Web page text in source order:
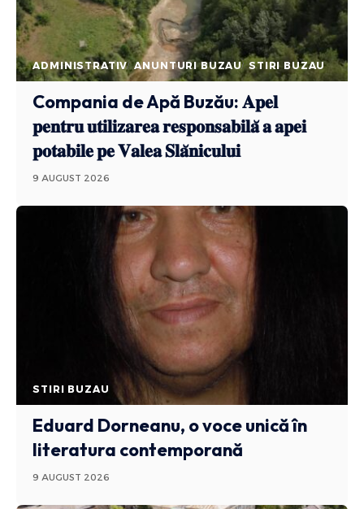
ADMINISTRATIV ANUNTURI BUZAU STIRI BUZAU
Compania de Apă Buzău: 𝐀𝐩𝐞𝐥
𝐩𝐞𝐧𝐭𝐫𝐮 𝐮𝐭𝐢𝐥𝐢𝐳𝐚𝐫𝐞𝐚 𝐫𝐞𝐬𝐩𝐨𝐧𝐬𝐚𝐛𝐢𝐥𝐚̆ 𝐚 𝐚𝐩𝐞𝐢
𝐩𝐨𝐭𝐚𝐛𝐢𝐥𝐞 𝐩𝐞 𝐕𝐚𝐥𝐞𝐚 𝐒𝐥𝐚̆𝐧𝐢𝐜𝐮𝐥𝐮𝐢
9 AUGUST 2026
STIRI BUZAU
Eduard Dorneanu, o voce unică în
literatura contemporană
9 AUGUST 2026